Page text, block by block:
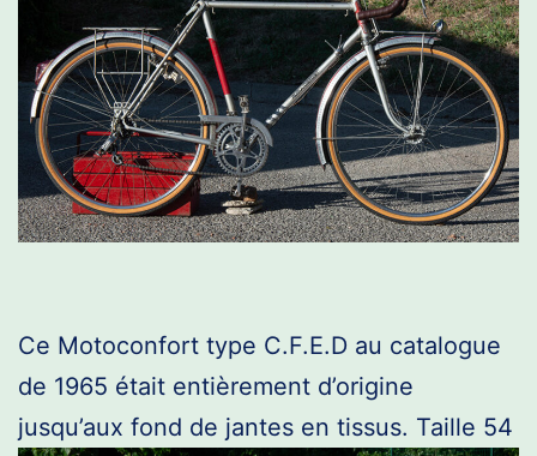
Ce Motoconfort type C.F.E.D au catalogue
de 1965 était entièrement d’origine
jusqu’aux fond de jantes en tissus. Taille 54